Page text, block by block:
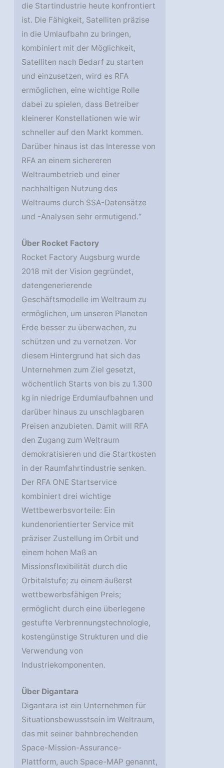
die Startindustrie heute konfrontiert
ist. Die Fähigkeit, Satelliten präzise
in die Umlaufbahn zu bringen,
kombiniert mit der Möglichkeit,
Satelliten nach Bedarf zu starten
und einzusetzen, wird es RFA
ermöglichen, eine wichtige Rolle
dabei zu spielen, dass Betreiber
kleinerer Konstellationen wie wir
schneller auf den Markt kommen.
Darüber hinaus ist das Interesse von
RFA an einem sichereren
Weltraumbetrieb und einer
nachhaltigen Nutzung des
Weltraums durch SSA-Datensätze
und -Analysen sehr ermutigend.“
Über Rocket Factory
Rocket Factory Augsburg wurde
2018 mit der Vision gegründet,
datengenerierende
Geschäftsmodelle im Weltraum zu
ermöglichen, um unseren Planeten
Erde besser zu überwachen, zu
schützen und zu vernetzen. Vor
diesem Hintergrund hat sich das
Unternehmen zum Ziel gesetzt,
wöchentlich Starts von bis zu 1.300
kg in niedrige Erdumlaufbahnen und
darüber hinaus zu unschlagbaren
Preisen anzubieten. Damit will RFA
den Zugang zum Weltraum
demokratisieren und die Startkosten
in der Raumfahrtindustrie senken.
Der RFA ONE Startservice
kombiniert drei wichtige
Wettbewerbsvorteile: Ein
kundenorientierter Service mit
präziser Zustellung im Orbit und
einem hohen Maß an
Missionsflexibilität durch die
Orbitalstufe; zu einem äußerst
wettbewerbsfähigen Preis;
ermöglicht durch eine überlegene
gestufte Verbrennungstechnologie,
kostengünstige Strukturen und die
Verwendung von
Industriekomponenten.
Über Digantara
Digantara ist ein Unternehmen für
Situationsbewusstsein im Weltraum,
das mit seiner bahnbrechenden
Space-Mission-Assurance-
Plattform, auch Space-MAP genannt,